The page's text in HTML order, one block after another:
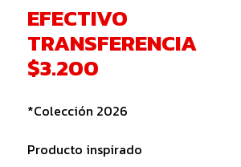
EFECTIVO
TRANSFERENCIA
$3.200
*Colección 2026
Producto inspirado